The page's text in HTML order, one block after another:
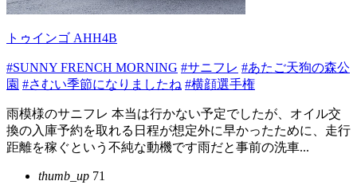
トゥインゴ AHH4B
#SUNNY FRENCH MORNING #サニフレ #あたご天狗の森公
園 #さむい季節になりましたね #横顔選手権
雨模様のサニフレ 本当は行かない予定でしたが、オイル交
換の入庫予約を取れる日程が想定外に早かったために、走行
距離を稼ぐという不純な動機です雨だと事前の洗車...
thumb_up 71